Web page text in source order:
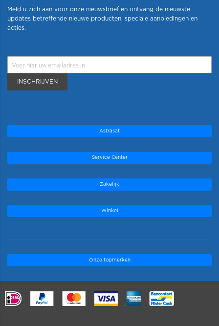
Meld u zich aan voor onze nieuwsbrief en ontvang de nieuwste
updates betreffende nieuwe producten, speciale aanbiedingen en
acties.
INSCHRIJVEN
Astrasat
Service Center
Zakelijk
Winkel
Onze topmerken
.